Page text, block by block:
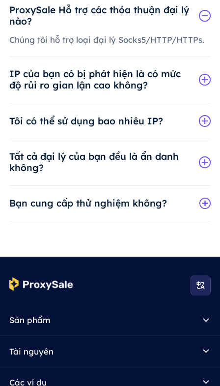
ProxySale Hỗ trợ các thỏa thuận đại lý
nào?
Chúng tôi hỗ trợ loại đại lý Socks5/HTTP/HTTPs.
IP của bạn có bị phát hiện là có mức
độ rủi ro gian lận cao không?
Tôi có thể sử dụng bao nhiêu IP?
Tất cả đại lý của bạn đều là ẩn danh
không?
Bạn cung cấp thử nghiệm không?
Sản phẩm
Tài nguyên
Các ví dụ